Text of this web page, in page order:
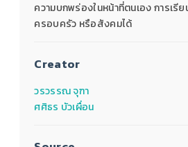
ความบกพร่องในหน้าที่ตนเอง การเรีย
ครอบครัว หรือสังคมได้
Creator
วรวรรณ จุฑา
ศศิธร บัวเผื่อน